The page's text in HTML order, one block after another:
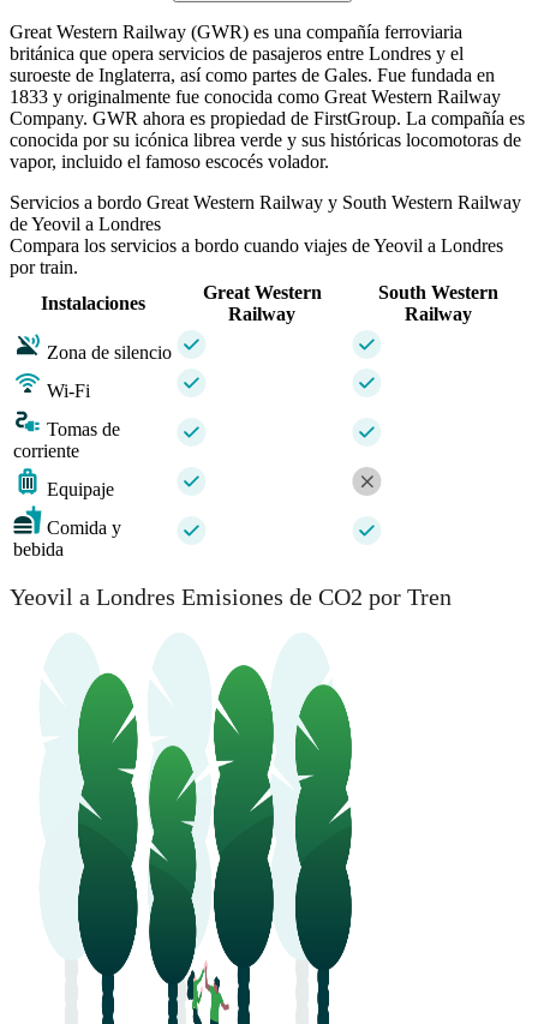
Great Western Railway (GWR) es una compañía ferroviaria
británica que opera servicios de pasajeros entre Londres y el
suroeste de Inglaterra, así como partes de Gales. Fue fundada en
1833 y originalmente fue conocida como Great Western Railway
Company. GWR ahora es propiedad de FirstGroup. La compañía es
conocida por su icónica librea verde y sus históricas locomotoras de
vapor, incluido el famoso escocés volador.
Servicios a bordo Great Western Railway y South Western Railway
de Yeovil a Londres
Compara los servicios a bordo cuando viajes de Yeovil a Londres
por train.
Instalaciones
Great Western
Railway
South Western
Railway
Zona de silencio
Wi-Fi
Tomas de
corriente
Equipaje
Comida y
bebida
Yeovil a Londres Emisiones de CO2 por Tren